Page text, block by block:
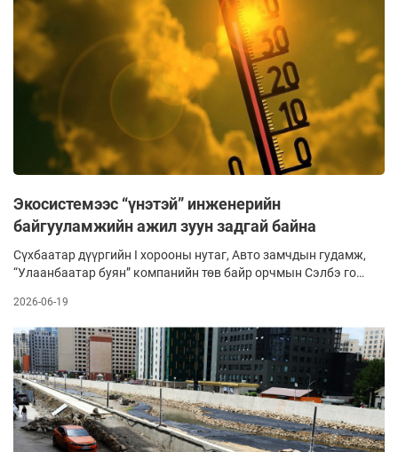
Экосистемээс “үнэтэй” инженерийн
байгууламжийн ажил зуун задгай байна
Сүхбаатар дүүргийн I хорооны нутаг, Авто замчдын гудамж,
“Улаанбаатар буян” компанийн төв байр орчмын Сэлбэ гол.
механизмууд тоос та­туулан завсар чөлөөгүй ажиллаж, зам,
ба­рил­гын компанийнхан явган хүний зор­чих хэсгийг хааж
энд тэндгүй шороон овоолго босгосон байлаа. Сэлбэ голын
урсгалыг хумьж, голдирол, татам хэсэгт нь том чу­луунууд
овоо­лон, эргийг нь нойтон шороо­гоор чигжиж, бут,
сөөгүүдийг нь тасчин бөөг­нүүл­сэн байсан юм.
2026-06-19